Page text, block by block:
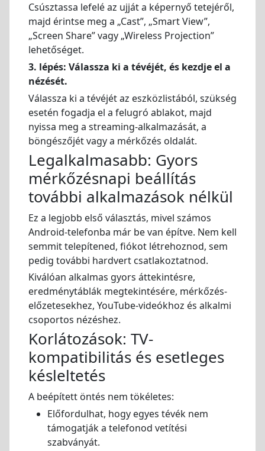
Csúsztassa lefelé az ujját a képernyő tetejéről,
majd érintse meg a „Cast”, „Smart View”,
„Screen Share” vagy „Wireless Projection”
lehetőséget.
3. lépés: Válassza ki a tévéjét, és kezdje el a
nézését.
Válassza ki a tévéjét az eszközlistából, szükség
esetén fogadja el a felugró ablakot, majd
nyissa meg a streaming-alkalmazását, a
böngészőjét vagy a mérkőzés oldalát.
Legalkalmasabb: Gyors
mérkőzésnapi beállítás
további alkalmazások nélkül
Ez a legjobb első választás, mivel számos
Android-telefonba már be van építve. Nem kell
semmit telepítened, fiókot létrehoznod, sem
pedig további hardvert csatlakoztatnod.
Kiválóan alkalmas gyors áttekintésre,
eredménytáblák megtekintésére, mérkőzés-
előzetesekhez, YouTube-videókhoz és alkalmi
csoportos nézéshez.
Korlátozások: TV-
kompatibilitás és esetleges
késleltetés
A beépített öntés nem tökéletes:
Előfordulhat, hogy egyes tévék nem
támogatják a telefonod vetítési
szabványát.